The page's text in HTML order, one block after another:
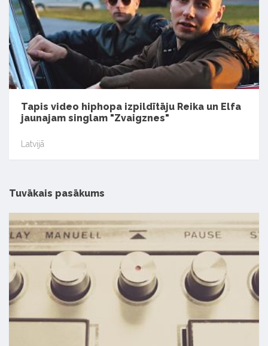
Tapis video hiphopa izpildītāju Reika un Elfa
jaunajam singlam "Zvaigznes"
Latvijā
Tuvākais pasākums